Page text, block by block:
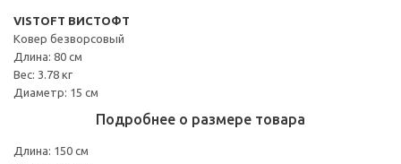
VISTOFT ВИСТОФТ
Ковер безворсовый
Длина: 80 см
Вес: 3.78 кг
Диаметр: 15 см
Подробнее о размере товара
Длина: 150 см